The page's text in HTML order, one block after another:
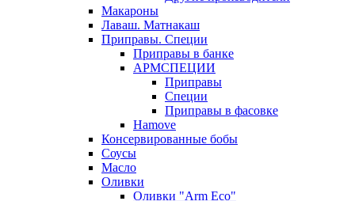
Макароны
Лаваш. Матнакаш
Приправы. Специи
Приправы в банке
АРМСПЕЦИИ
Приправы
Специи
Приправы в фасовке
Hamove
Консервированные бобы
Соусы
Масло
Оливки
Оливки "Arm Eco"